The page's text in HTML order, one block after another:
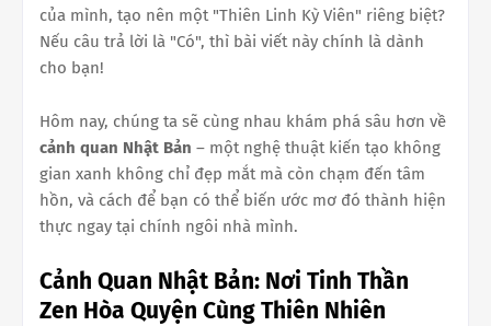
của mình, tạo nên một "Thiên Linh Kỳ Viên" riêng biệt?
Nếu câu trả lời là "Có", thì bài viết này chính là dành
cho bạn!
Hôm nay, chúng ta sẽ cùng nhau khám phá sâu hơn về
cảnh quan Nhật Bản – một nghệ thuật kiến tạo không
gian xanh không chỉ đẹp mắt mà còn chạm đến tâm
hồn, và cách để bạn có thể biến ước mơ đó thành hiện
thực ngay tại chính ngôi nhà mình.
Cảnh Quan Nhật Bản: Nơi Tinh Thần
Zen Hòa Quyện Cùng Thiên Nhiên